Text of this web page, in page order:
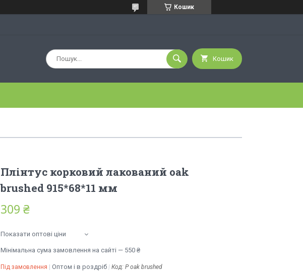
Кошик
Кошик
Плінтус корковий лакований oak
brushed 915*68*11 мм
309 ₴
Показати оптові ціни
Мінімальна сума замовлення на сайті — 550 ₴
Під замовлення Оптом і в роздріб Код: P oak brushed